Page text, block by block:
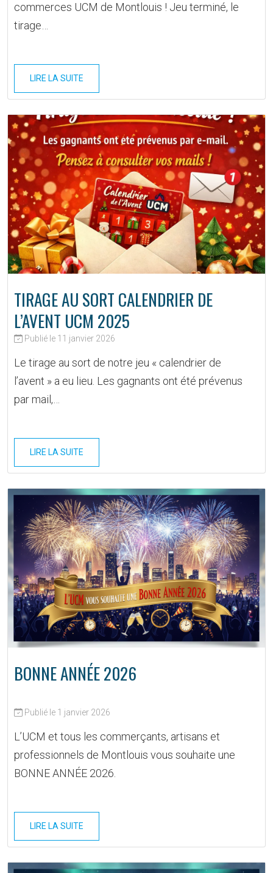
commerces UCM de Montlouis ! Jeu terminé, le
tirage…
LIRE LA SUITE
TIRAGE AU SORT CALENDRIER DE
L’AVENT UCM 2025
Publié le 11 janvier 2026
Le tirage au sort de notre jeu « calendrier de
l’avent » a eu lieu. Les gagnants ont été prévenus
par mail,…
LIRE LA SUITE
BONNE ANNÉE 2026
Publié le 1 janvier 2026
L’UCM et tous les commerçants, artisans et
professionnels de Montlouis vous souhaite une
BONNE ANNÉE 2026.
LIRE LA SUITE